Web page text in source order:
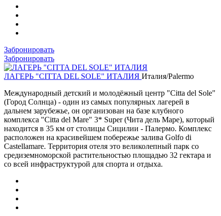
Забронировать
Забронировать
ЛАГЕРЬ "CITTA DEL SOLE" ИТАЛИЯ Италия/Palermo
Международный детский и молодёжный центр "Citta del Sole"
(Город Солнца) - один из самых популярных лагерей в
дальнем зарубежье, он организован на базе клубного
комплекса "Citta del Mare" 3* Super (Чита дель Маре), который
находится в 35 км от столицы Сицилии - Палермо. Комплекс
расположен на красивейшем побережье залива Golfo di
Castellamare. Территория отеля это великолепный парк со
средиземноморской растительностью площадью 32 гектара и
со всей инфраструктурой для спорта и отдыха.